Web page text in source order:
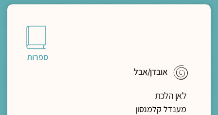
ספרות
אובדן/אבל
לאן הלכת
מענדל קלמנסון